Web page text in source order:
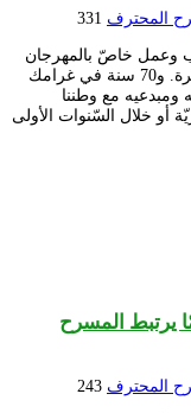
المحترف 331
تركيب وعمل خاصّ بالمهرجان
الوطنيّ للمسرح المحترف في دورته السّابعة عشرة. و70 سنة في غرامك
مع وطننا
أو خلال السّنوات الأولى
لمّا يرتبط المسرح
المحترف 243